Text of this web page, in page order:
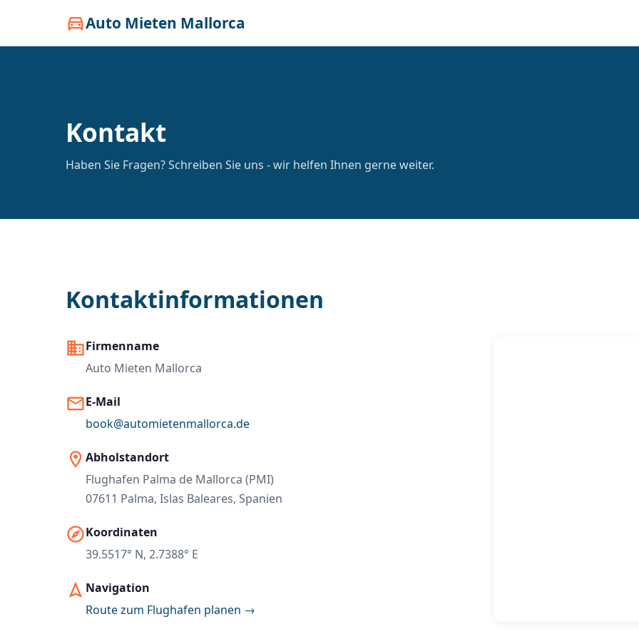
directions_carAuto Mieten Mallorca
Kontakt
Haben Sie Fragen? Schreiben Sie uns - wir helfen Ihnen gerne weiter.
Kontaktinformationen
businessFirmenname
Auto Mieten Mallorca
emailE-Mail
book@automietenmallorca.de
location_on Abholstandort
Flughafen Palma de Mallorca (PMI)
07611 Palma, Islas Baleares, Spanien
exploreKoordinaten
39.5517° N, 2.7388° E
navigation Navigation
Route zum Flughafen planen →